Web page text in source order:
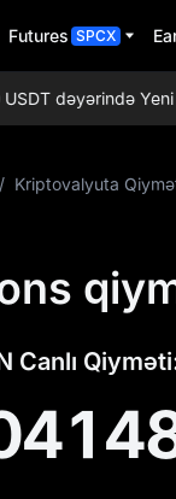
Futures SPCX
dəyərində Yeni
/ Kriptovalyuta
Canlı